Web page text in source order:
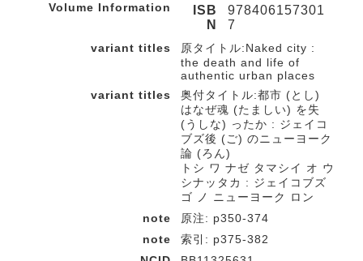
Volume Information
ISB
N
978406157301
7
variant titles
原タイトル:Naked city :
the death and life of
authentic urban places
variant titles
奥付タイトル:都市 (とし)
はなぜ魂 (たましい) を失
(うしな) ったか : ジェイコ
ブズ後 (ご) のニューヨーク
論 (ろん)
トシ ワ ナゼ タマシイ オ ウ
シナッタカ : ジェイコブズ
ゴ ノ ニューヨーク ロン
note
原注: p350-374
note
索引: p375-382